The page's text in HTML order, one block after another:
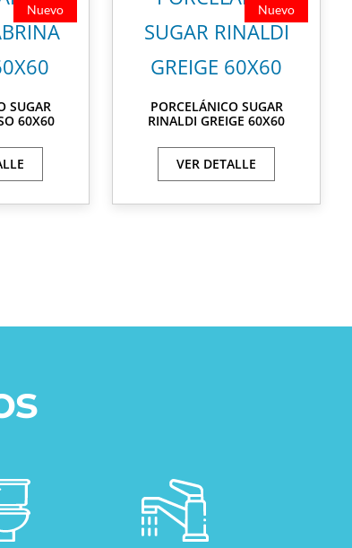
Nuevo
SUGAR
60X60
Nuevo
PORCELÁNICO SUGAR
RINALDI GREIGE 60X60
VER DETALLE